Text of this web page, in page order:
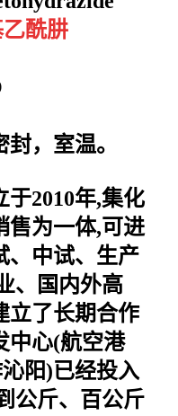
酰肼
，室温。
2010年,集化
售为一体,可进
、中试、生产
、国内外高
立了长期合作
中心(航空港
阳)已经投入
公斤、百公斤